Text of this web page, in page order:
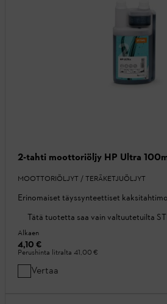
2-tahti moottoriöljy HP Ultra
MOOTTORIÖLJYT / TERÄKETJUÖLJYT
Erinomaiset täyssynteettiset
Tätä tuotetta saa vain valtuutetuilta
Alkaen
4,10 €
Perushinta litralta 41,00 €
Vertaa